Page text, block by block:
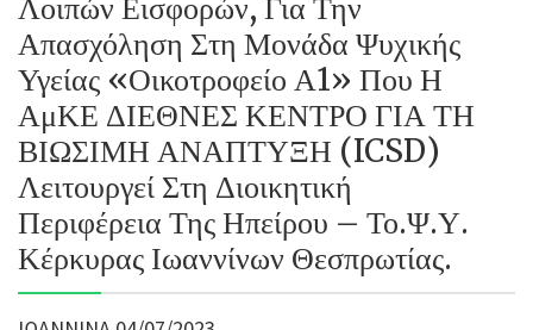
Απασχόληση Στη Μονάδα Ψυχικής
Υγείας «Οικοτροφείο Α1» Που Η
ΑμΚΕ ΔΙΕΘΝΕΣ ΚΕΝΤΡΟ ΓΙΑ ΤΗ
ΒΙΩΣΙΜΗ ΑΝΑΠΤΥΞΗ (ICSD)
Λειτουργεί Στη Διοικητική
Περιφέρεια Της Ηπείρου – Το.Ψ.Υ.
Κέρκυρας Ιωαννίνων Θεσπρωτίας.